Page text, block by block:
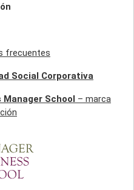
frecuentes
Social Corporativa
Manager School – marca